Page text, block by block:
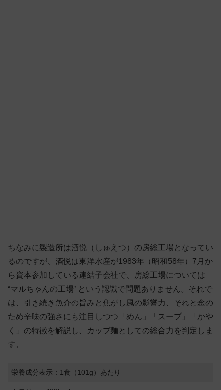
ちなみに製造所は酒悦（しゅえつ）の房総工場となってい
るのですが、酒悦は東洋水産が1983年（昭和58年）7月か
ら資本参加している連結子会社で、房総工場については
“マルちゃんの工場” という認識で問題ありません。それで
は、引き続き魚介の旨みと焦がし風の影響力、それと念の
ため辛味の強さにも注目しつつ「めん」「スープ」「かや
く」の特徴を解説し、カップ麺としての総合力を判定しま
す。
栄養成分表示：1食（101g）あたり